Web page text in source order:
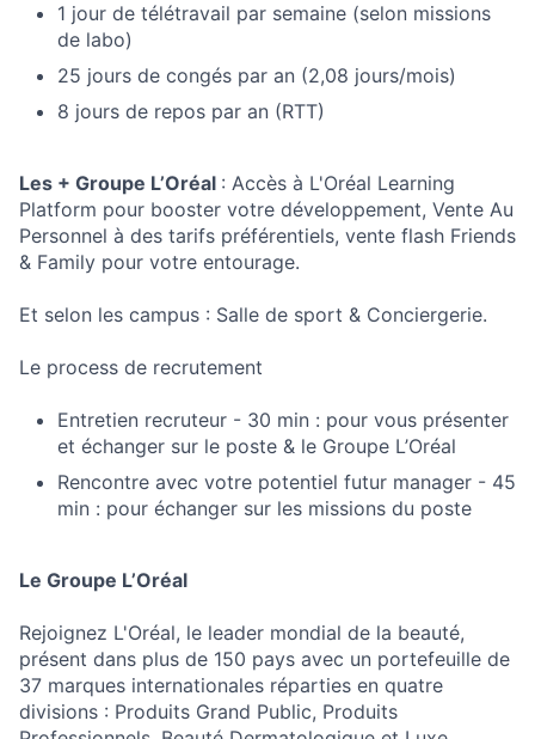
1 jour de télétravail par semaine (selon missions
de labo)
25 jours de congés par an (2,08 jours/mois)
8 jours de repos par an (RTT)
Les + Groupe L’Oréal : Accès à L'Oréal Learning
Platform pour booster votre développement, Vente Au
Personnel à des tarifs préférentiels, vente flash Friends
& Family pour votre entourage.
Et selon les campus : Salle de sport & Conciergerie.
Le process de recrutement
Entretien recruteur - 30 min : pour vous présenter
et échanger sur le poste & le Groupe L’Oréal
Rencontre avec votre potentiel futur manager - 45
min : pour échanger sur les missions du poste
Le Groupe L’Oréal
Rejoignez L'Oréal, le leader mondial de la beauté,
présent dans plus de 150 pays avec un portefeuille de
37 marques internationales réparties en quatre
divisions : Produits Grand Public, Produits